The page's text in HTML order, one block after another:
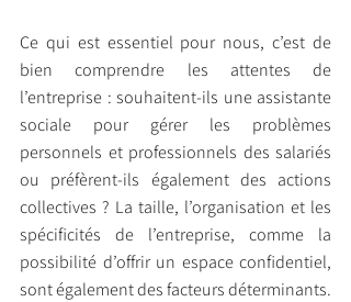
Ce qui est essentiel pour nous, c’est de
bien comprendre les attentes de
l’entreprise : souhaitent-ils une assistante
sociale pour gérer les problèmes
personnels et professionnels des salariés
ou préfèrent-ils également des actions
collectives ? La taille, l’organisation et les
spécificités de l’entreprise, comme la
possibilité d’offrir un espace confidentiel,
sont également des facteurs déterminants.